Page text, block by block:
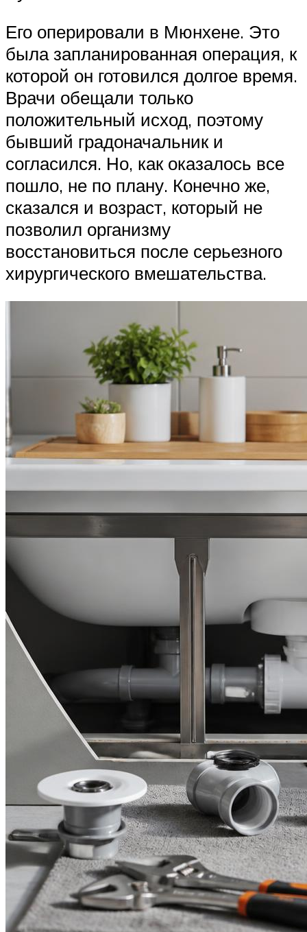
Его оперировали в Мюнхене. Это
была запланированная операция, к
которой он готовился долгое время.
Врачи обещали только
положительный исход, поэтому
бывший градоначальник и
согласился. Но, как оказалось все
пошло, не по плану. Конечно же,
сказался и возраст, который не
позволил организму
восстановиться после серьезного
хирургического вмешательства.